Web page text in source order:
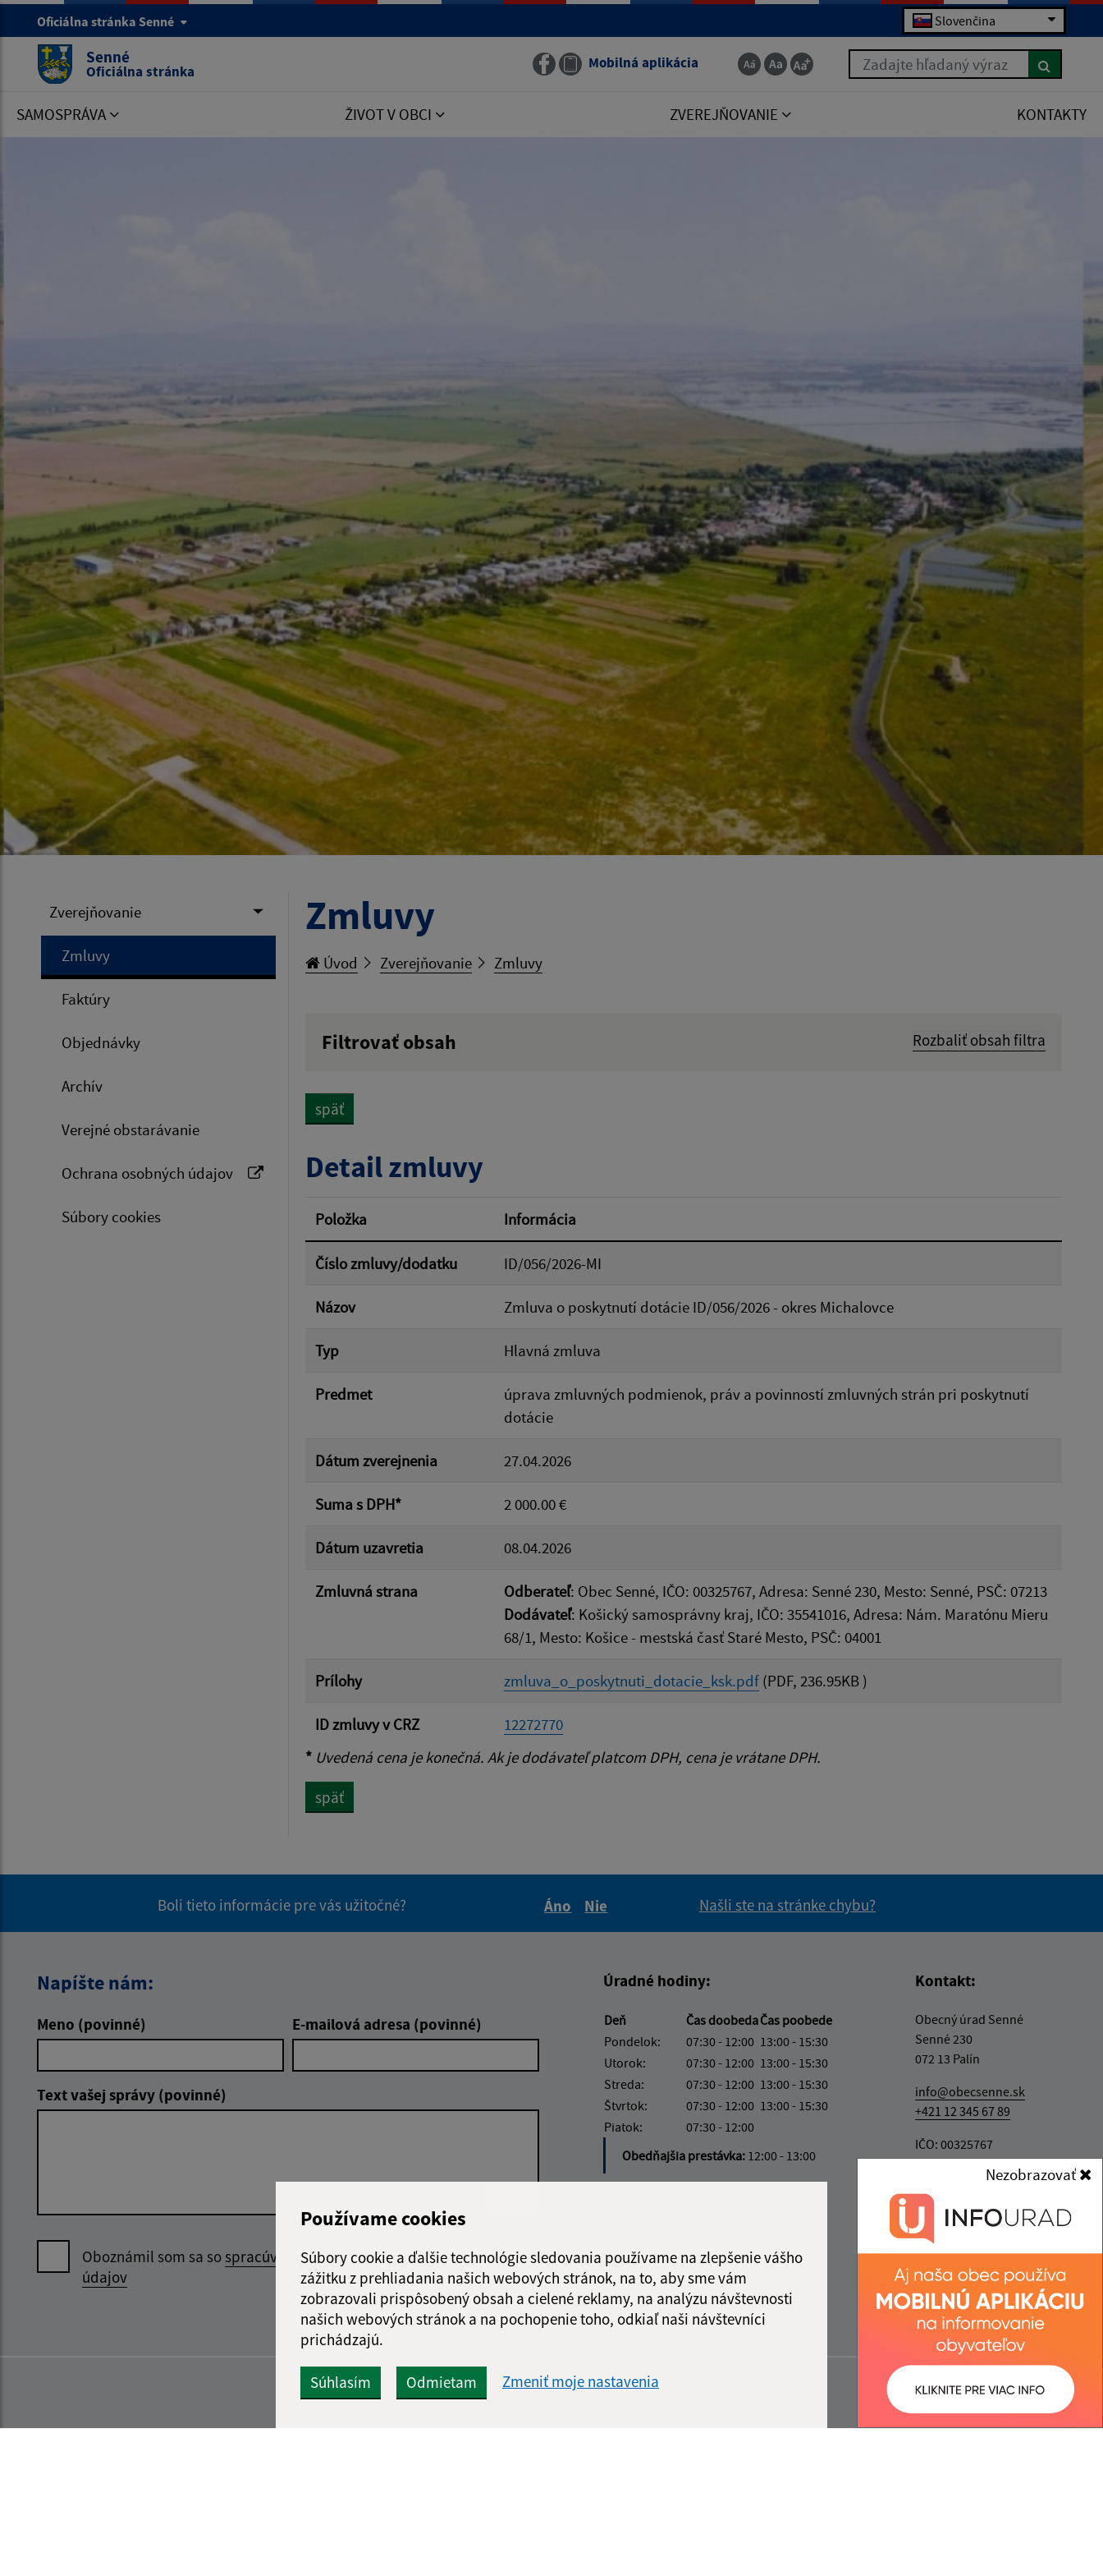
Používame cookies
Súbory cookie a ďalšie technológie sledovania používame na zlepšenie vášho
zážitku z prehliadania našich webových stránok, na to, aby sme vám
zobrazovali prispôsobený obsah a cielené reklamy, na analýzu návštevnosti
našich webových stránok a na pochopenie toho, odkiaľ naši návštevníci
prichádzajú.
Súhlasím Odmietam Zmeniť moje nastavenia
Nezobrazovať
Oficiálna stránka Senné Slovenčina
Senné
Oficiálna stránka Mobilná aplikácia Zadajte hľadaný výraz
SAMOSPRÁVA ŽIVOT V OBCI ZVEREJŇOVANIE KONTAKTY
Zverejňovanie
Zmluvy
Faktúry
Objednávky
Archív
Verejné obstarávanie
Ochrana osobných údajov
Súbory cookies
Zmluvy
Úvod Zverejňovanie Zmluvy
Filtrovať obsah
Rozbaliť obsah filtra
Suma od:
späť
Detail zmluvy
Položka Informácia
Číslo zmluvy/dodatku ID/056/2026-MI
Názov Zmluva o poskytnutí dotácie ID/056/2026 - okres Michalovce
Typ Hlavná zmluva
Predmet
úprava zmluvných podmienok, práv a povinností zmluvných strán pri poskytnutí
dotácie
Dátum zverejnenia 27.04.2026
Suma s DPH* 2 000.00 €
Dátum uzavretia 08.04.2026
Zmluvná strana Odberateľ: Obec Senné, IČO: 00325767, Adresa: Senné 230, Mesto: Senné, PSČ: 07213
Dodávateľ: Košický samosprávny kraj, IČO: 35541016, Adresa: Nám. Maratónu Mieru
68/1, Mesto: Košice - mestská časť Staré Mesto, PSČ: 04001
Prílohy zmluva_o_poskytnuti_dotacie_ksk.pdf (PDF, 236.95KB )
ID zmluvy v CRZ
12272770
* Uvedená cena je konečná. Ak je dodávateľ platcom DPH, cena je vrátane DPH.
späť
Boli tieto informácie pre vás užitočné?
Áno
Nie
Našli ste na stránke chybu?
Napíšte nám:
Meno (povinné) E-mailová adresa (povinné)
Text vašej správy (povinné)
Oboznámil som sa sospracúvaním osobných
údajov
Google reCaptcha Response
Odoslať
správu
Úradné hodiny:
Deň Čas doobedaČas poobede
Pondelok:
07:30 - 12:00 13:00 - 15:30
Utorok:
07:30 - 12:00 13:00 - 15:30
Streda:
07:30 - 12:00 13:00 - 15:30
Štvrtok:
07:30 - 12:00 13:00 - 15:30
Piatok:
07:30 - 12:00
Obedňajšia prestávka: 12:00 - 13:00
Kontakt:
Obecný úrad Senné
Senné 230
072 13 Palín
info@obecsenne.sk
+421 12 345 67 89
IČO: 00325767